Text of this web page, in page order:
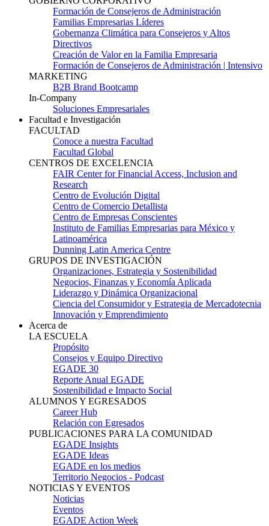
Formación de Consejeros de Administración
Familias Empresarias Líderes
Gobernanza Climática para Consejeros y Altos
Directivos
Creación de Valor en la Familia Empresaria
Formación de Consejeros de Administración | Intensivo
MARKETING
B2B Brand Bootcamp
In-Company
Soluciones Empresariales
Facultad e Investigación
FACULTAD
Conoce a nuestra Facultad
Facultad Global
CENTROS DE EXCELENCIA
FAIR Center for Financial Access, Inclusion and
Research
Centro de Evolución Digital
Centro de Comercio Detallista
Centro de Empresas Conscientes
Instituto de Familias Empresarias para México y
Latinoamérica
Dunning Latin America Centre
GRUPOS DE INVESTIGACIÓN
Organizaciones, Estrategia y Sostenibilidad
Negocios, Finanzas y Economía Aplicada
Liderazgo y Dinámica Organizacional
Ciencia del Consumidor y Estrategia de Mercadotecnia
Innovación y Emprendimiento
Acerca de
LA ESCUELA
Propósito
Consejos y Equipo Directivo
EGADE 30
Reporte Anual EGADE
Sostenibilidad e Impacto Social
ALUMNOS Y EGRESADOS
Career Hub
Relación con Egresados
PUBLICACIONES PARA LA COMUNIDAD
EGADE Insights
EGADE Ideas
EGADE en los medios
Territorio Negocios - Podcast
NOTICIAS Y EVENTOS
Noticias
Eventos
EGADE Action Week